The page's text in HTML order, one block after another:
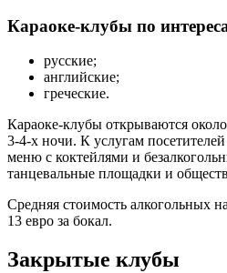
Караоке-клубы по
русские;
английские;
греческие.
Караоке-клубы открываются
3-4-х ночи. К услугам
меню с коктейлями и
танцевальные площадки и
Средняя стоимость алкогольных
13 евро за бокал.
Закрытые клубы